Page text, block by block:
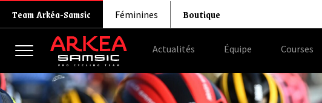
Team Arkéa-Samsic Féminines Boutique
Actualités Équipe Courses